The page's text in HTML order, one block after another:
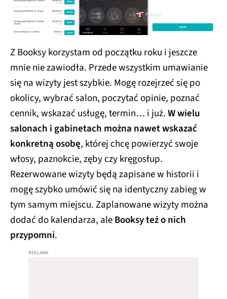
Z Booksy korzystam od początku roku i jeszcze
mnie nie zawiodła. Przede wszystkim umawianie
się na wizyty jest szybkie. Mogę rozejrzeć się po
okolicy, wybrać salon, poczytać opinie, poznać
cennik, wskazać usługę, termin… i już.W wielu
salonach i gabinetach można nawet wskazać
konkretną osobę, której chcę powierzyć swoje
włosy, paznokcie, zęby czy kręgosłup.
Rezerwowane wizyty będą zapisane w historii i
mogę szybko umówić się na identyczny zabieg w
tym samym miejscu. Zaplanowane wizyty można
dodać do kalendarza, aleBooksy też o nich
przypomni.